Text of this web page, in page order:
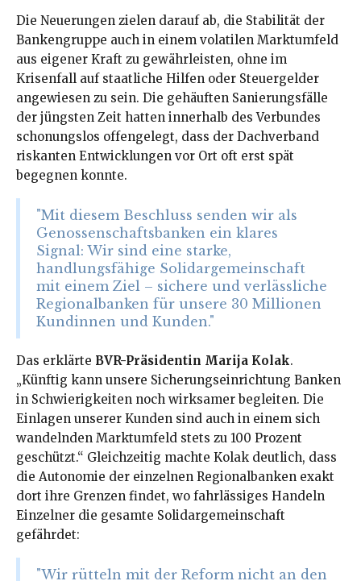
Die Neuerungen zielen darauf ab, die Stabilität der
Bankengruppe auch in einem volatilen Marktumfeld
aus eigener Kraft zu gewährleisten, ohne im
Krisenfall auf staatliche Hilfen oder Steuergelder
angewiesen zu sein. Die gehäuften Sanierungsfälle
der jüngsten Zeit hatten innerhalb des Verbundes
schonungslos offengelegt, dass der Dachverband
riskanten Entwicklungen vor Ort oft erst spät
begegnen konnte.
"Mit diesem Beschluss senden wir als
Genossenschaftsbanken ein klares
Signal: Wir sind eine starke,
handlungsfähige Solidargemeinschaft
mit einem Ziel – sichere und verlässliche
Regionalbanken für unsere 30 Millionen
Kundinnen und Kunden."
Das erklärte BVR-Präsidentin Marija Kolak.
„Künftig kann unsere Sicherungseinrichtung Banken
in Schwierigkeiten noch wirksamer begleiten. Die
Einlagen unserer Kunden sind auch in einem sich
wandelnden Marktumfeld stets zu 100 Prozent
geschützt.“ Gleichzeitig machte Kolak deutlich, dass
die Autonomie der einzelnen Regionalbanken exakt
dort ihre Grenzen findet, wo fahrlässiges Handeln
Einzelner die gesamte Solidargemeinschaft
gefährdet:
"Wir rütteln mit der Reform nicht an den